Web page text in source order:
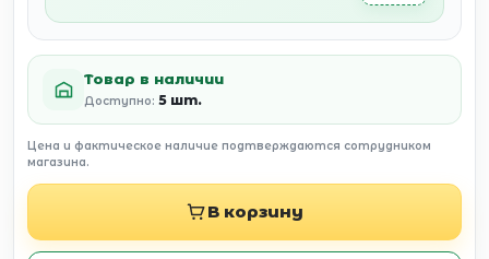
Товар в наличии
Доступно: 5 шт.
Цена и фактическое наличие подтверждаются сотрудником
магазина.
В корзину